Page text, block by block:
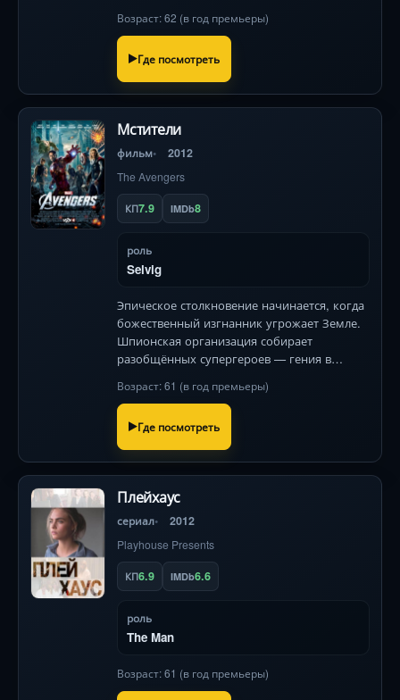
душераздирающей драме о травме и
прощении.
Возраст: 62 (в год премьеры)
Где посмотреть
Мстители
фильм 2012
The Avengers
КП7.9 IMDb8
роль
Selvig
Эпическое столкновение начинается, когда
божественный изгнанник угрожает Земле.
Шпионская организация собирает
разобщённых супергероев — гения в
неуправляемого монстра и легендарных
бойцов. Их конфликты и неожиданные
предательства
Возраст: 61 (в год премьеры)
Где посмотреть
Плейхаус
сериал 2012
Playhouse Presents
КП6.9 IMDb6.6
роль
The Man
Возраст: 61 (в год премьеры)